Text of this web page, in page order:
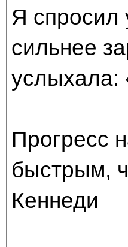
Я спросил
сильнее
услыхала:
Прогресс
быстрым,
Кеннеди